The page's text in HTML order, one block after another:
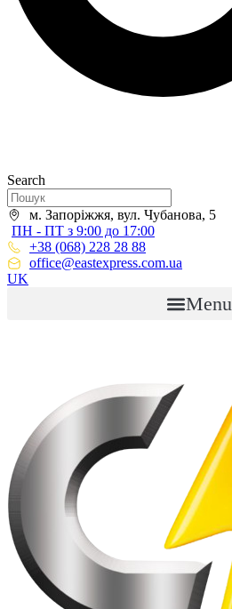
Search
м. Запоріжжя, вул. Чубанова, 5
ПН - ПТ з 9:00 до 17:00
+38 (068) 228 28 88
office@eastexpress.com.ua
UK
Menu